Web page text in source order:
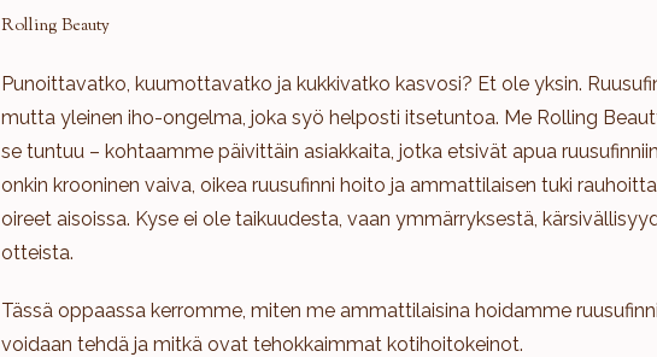
Rolling Beauty
Punoittavatko, kuumottavatko ja kukkivatko kasvosi? Et ole yksin.
mutta yleinen iho-ongelma, joka syö helposti itsetuntoa. Me Rolling
se tuntuu – kohtaamme päivittäin asiakkaita, jotka etsivät apua
onkin krooninen vaiva, oikea ruusufinni hoito ja ammattilaisen tuki
oireet aisoissa. Kyse ei ole taikuudesta, vaan ymmärryksestä,
otteista.
Tässä oppaassa kerromme, miten me ammattilaisina hoidamme
voidaan tehdä ja mitkä ovat tehokkaimmat kotihoitokeinot.